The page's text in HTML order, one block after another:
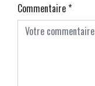
Commentaire*